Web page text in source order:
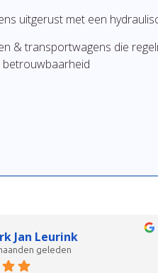
uitgerust met een
& transportwagens die
betrouwbaarheid
Gorter - Bouma
geleden